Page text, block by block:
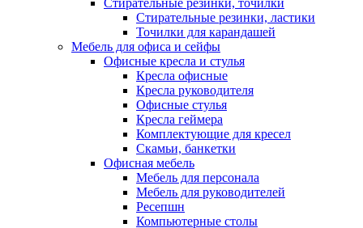
Стирательные резинки, точилки
Стирательные резинки, ластики
Точилки для карандашей
Мебель для офиса и сейфы
Офисные кресла и стулья
Кресла офисные
Кресла руководителя
Офисные стулья
Кресла геймера
Комплектующие для кресел
Скамьи, банкетки
Офисная мебель
Мебель для персонала
Мебель для руководителей
Ресепшн
Компьютерные столы